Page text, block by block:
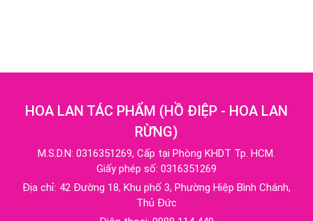
HOA LAN TÁC PHẨM (HỒ ĐIỆP - HOA LAN
RỪNG)
M.S.D.N: 0316351269, Cấp tại Phòng KHDT Tp. HCM.
Giấy phép số: 0316351269
Địa chỉ: 42 Đường 18, Khu phố 3, Phường Hiệp Bình Chánh,
Thủ Đức